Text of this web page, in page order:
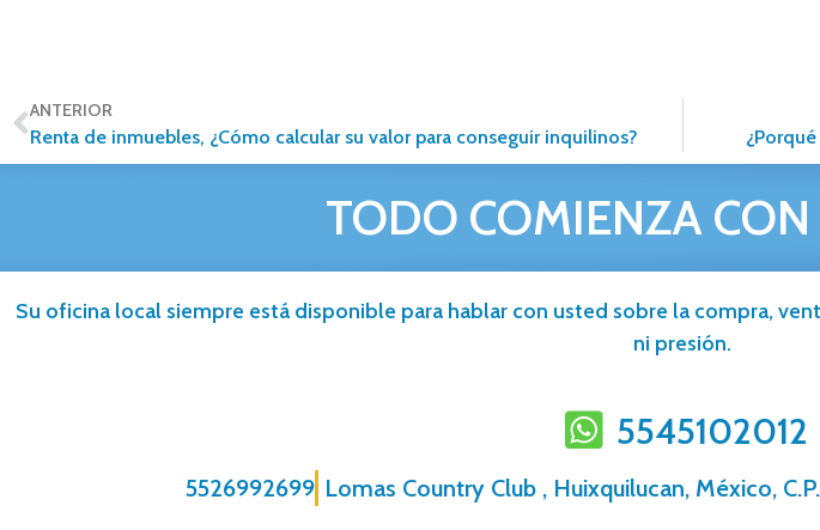
ANTERIOR
Renta de inmuebles, ¿Cómo calcular su valor para conseguir inquilinos?
TODO COMIENZA
Su oficina local siempre está disponible para hablar con usted sobre la compra,
ni presión.
5545102012
5526992699 Lomas Country Club , Huixquilucan, México,